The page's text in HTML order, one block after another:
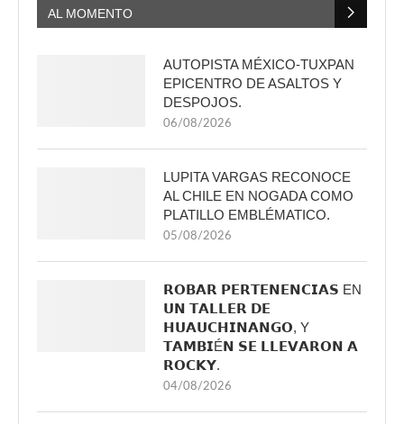
AL MOMENTO
AUTOPISTA MÉXICO-TUXPAN
EPICENTRO DE ASALTOS Y
DESPOJOS.
06/08/2026
LUPITA VARGAS RECONOCE
AL CHILE EN NOGADA COMO
PLATILLO EMBLÉMATICO.
05/08/2026
𝗥𝗢𝗕𝗔𝗥 𝗣𝗘𝗥𝗧𝗘𝗡𝗘𝗡𝗖𝗜𝗔𝗦 EN
𝗨𝗡 𝗧𝗔𝗟𝗟𝗘𝗥 𝗗𝗘
𝗛𝗨𝗔𝗨𝗖𝗛𝗜𝗡𝗔𝗡𝗚𝗢, Y
𝗧𝗔𝗠𝗕𝗜É𝗡 𝗦𝗘 𝗟𝗟𝗘𝗩𝗔𝗥𝗢𝗡 𝗔
𝗥𝗢𝗖𝗞𝗬.
04/08/2026